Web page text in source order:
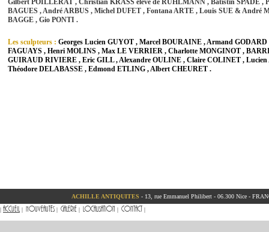
Gilbert POILLERAT , Christian KRASS élève de RUHLMANN , Batistin SPADE ,
BAGUES , André ARBUS , Michel DUFET , Fontana ARTE , Louis SUE & André
BAGGE , Gio PONTI .
Les sculpteurs : Georges Lucien GUYOT , Marcel BOURAINE , Armand GODARD
FAGUAYS , Henri MOLINS , Max LE VERRIER , Charlotte MONGINOT ,
GUIRAUD RIVIERE , Eric GILL , Alexandre OULINE , Claire COLINET ,
Théodore DELABASSE , Edmond ETLING , Albert CHEURET .
ACHILLE ANTIQUITES - 13, rue Emmanuel Philibert - 06.300 Nice -
| Accueil | Nouveautés| Galerie | Localisation | Contact |